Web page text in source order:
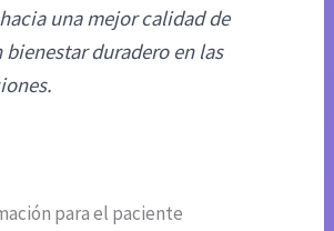
una mejor calidad de
bienestar duradero en las
para el paciente